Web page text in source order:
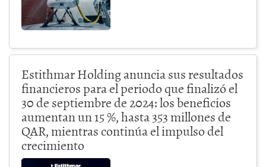
Estithmar Holding anuncia sus resultados
financieros para el periodo que finalizó el
30 de septiembre de 2024: los beneficios
aumentan un 15 %, hasta 353 millones de
QAR, mientras continúa el impulso del
crecimiento